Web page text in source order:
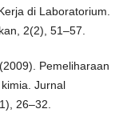
di Laboratorium.
2(2), 51–57.
Pemeliharaan
Jurnal
26–32.